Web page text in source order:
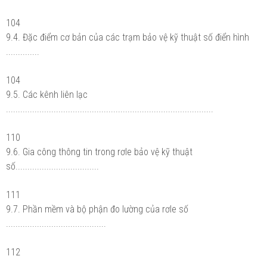
104
9.4. Đặc điểm cơ bản của các trạm bảo vệ kỹ thuật số điển hình
104
9.5. Các kênh liên lạc
110
9.6. Gia công thông tin trong rơle bảo vệ kỹ thuật
số...................................
111
9.7. Phần mềm và bộ phận đo lường của rơle số
112